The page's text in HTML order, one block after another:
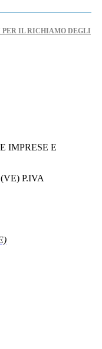
IL RICHIAMO DEGLI
SCRIVE AL MINISTRO
CAUSE OSTATIVE AL
IMPRESE E
P.IVA